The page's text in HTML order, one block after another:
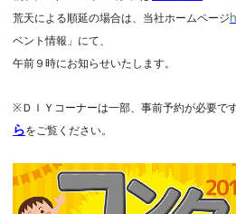
荒天による順延の場合は、当社ホームページ
ベント情報」にて、
午前９時にお知らせいたします。
※ＤＩＹコーナーは一部、事前予約が必要で
らをご覧ください。